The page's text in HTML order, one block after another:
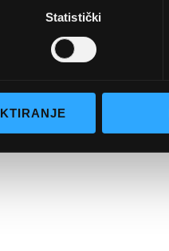
Statistički
pretraživanje
i povrati